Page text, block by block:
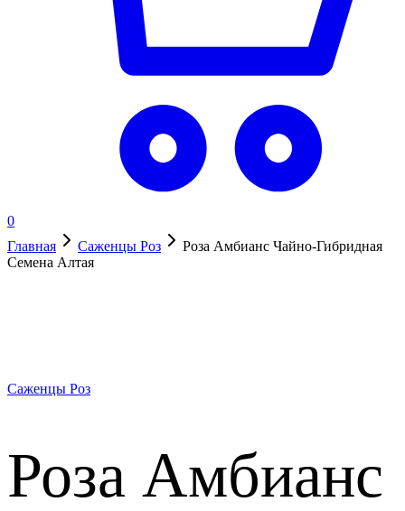
0
Главная
Саженцы Роз
Роза Амбианс Чайно-Гибридная
Семена Алтая
Саженцы Роз
Роза Амбианс